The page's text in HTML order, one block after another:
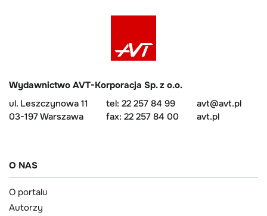
Wydawnictwo AVT-Korporacja Sp. z o.o.
ul. Leszczynowa 11
03-197 Warszawa
tel: 22 257 84 99
fax: 22 257 84 00
avt@avt.pl
avt.pl
O NAS
O portalu
Autorzy